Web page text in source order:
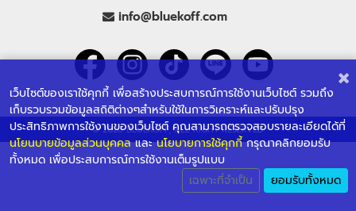
เว็บไซต์ของเราใช้คุกกี้ เพื่อสร้างประสบการณ์การใช้งานเว็บไซต์ รวมถึง
เก็บรวบรวมข้อมูลสถิติต่างๆสำหรับใช้ในการวิเคราะห์และปรับปรุง
ประสิทธิภาพการใช้งานของเว็บไซต์ คุณสามารถตรวจสอบรายละเอียดได้ที่
นโยนบายข้อมูลส่วนบุคคลและนโยบายการใช้คุกกี้กรุณาคลิกยอมรับ
ทั้งหมด เพื่อประสบการณ์การใช้งานเต็มรูปแบบ
เฉพาะที่จำเป็น
ยอมรับทั้งหมด
info@bluekoff.com
© 2026 BLUEKOFF, ALL RIGHT RESERVED